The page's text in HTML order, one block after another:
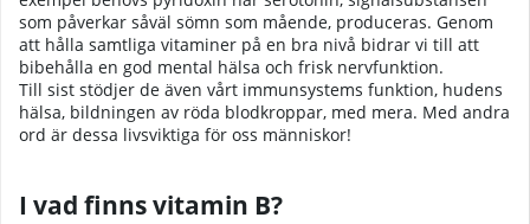
som påverkar såväl sömn som mående, produceras. Genom
att hålla samtliga vitaminer på en bra nivå bidrar vi till att
bibehålla en god mental hälsa och frisk nervfunktion.
Till sist stödjer de även vårt immunsystems funktion, hudens
hälsa, bildningen av röda blodkroppar, med mera. Med andra
ord är dessa livsviktiga för oss människor!
I vad finns vitamin B?